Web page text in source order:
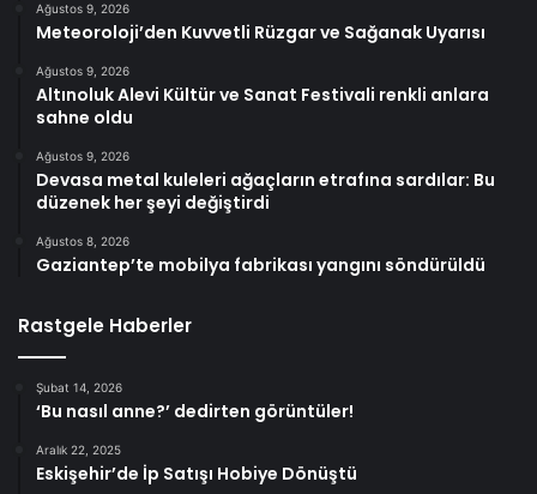
Ağustos 9, 2026
Meteoroloji’den Kuvvetli Rüzgar ve Sağanak Uyarısı
Ağustos 9, 2026
Altınoluk Alevi Kültür ve Sanat Festivali renkli anlara
sahne oldu
Ağustos 9, 2026
Devasa metal kuleleri ağaçların etrafına sardılar: Bu
düzenek her şeyi değiştirdi
Ağustos 8, 2026
Gaziantep’te mobilya fabrikası yangını söndürüldü
Rastgele Haberler
Şubat 14, 2026
‘Bu nasıl anne?’ dedirten görüntüler!
Aralık 22, 2025
Eskişehir’de İp Satışı Hobiye Dönüştü